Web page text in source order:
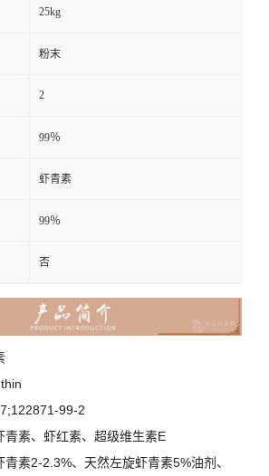
25kg
粉末
2
99％
虾青素
99％
否
99-2
青素、虾红素、超级维生素E
素2-2.3%、天然左旋虾青素5%油剂、